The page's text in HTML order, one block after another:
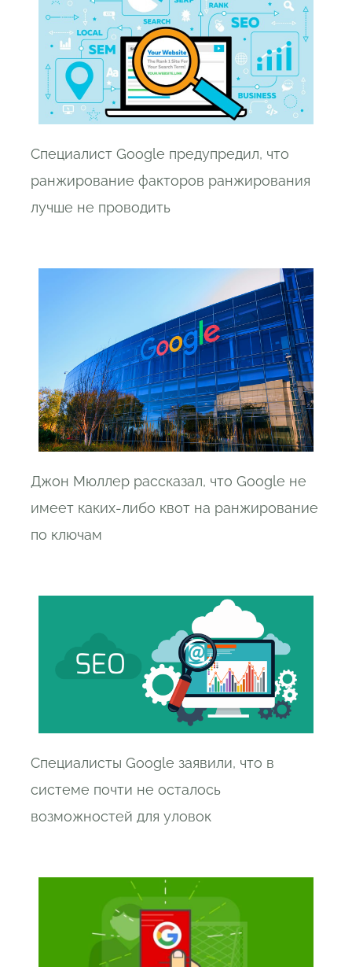
Специалист Google предупредил, что
ранжирование факторов ранжирования
лучше не проводить
Джон Мюллер рассказал, что Google не
имеет каких-либо квот на ранжирование
по ключам
Специалисты Google заявили, что в
системе почти не осталось
возможностей для уловок